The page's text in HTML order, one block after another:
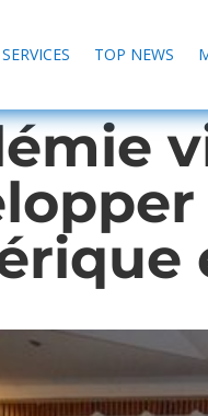
SERVICES TOP NEWS